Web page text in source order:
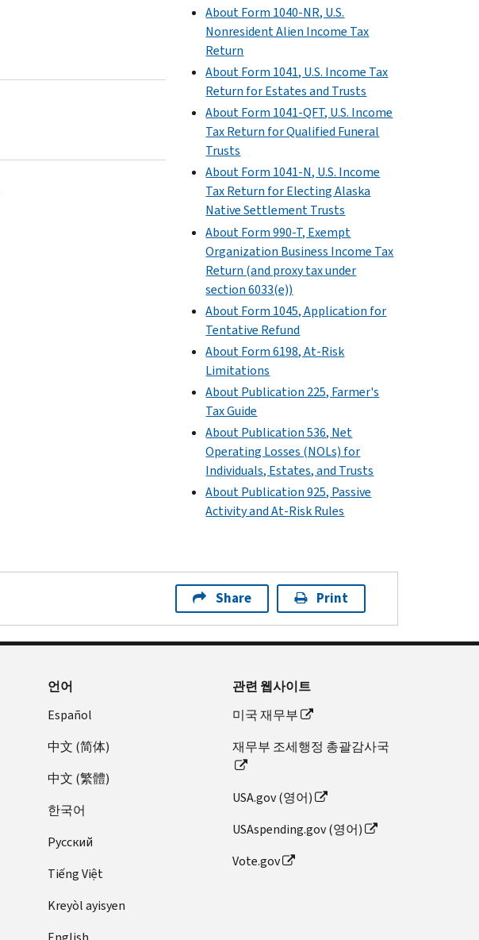
About Form 1040-NR, U.S.
Nonresident Alien Income Tax
Return
About Form 1041, U.S. Income Tax
Return for Estates and Trusts
About Form 1041-QFT, U.S. Income
Tax Return for Qualified Funeral
Trusts
About Form 1041-N, U.S. Income
Tax Return for Electing Alaska
Native Settlement Trusts
About Form 990-T, Exempt
Organization Business Income Tax
Return (and proxy tax under
section 6033(e))
About Form 1045, Application for
Tentative Refund
About Form 6198, At-Risk
Limitations
About Publication 225, Farmer's
Tax Guide
About Publication 536, Net
Operating Losses (NOLs) for
Individuals, Estates, and Trusts
About Publication 925, Passive
Activity and At-Risk Rules
Share Print
언어
Español
中文 (简体)
中文 (繁體)
한국어
Pусский
Tiếng Việt
Kreyòl ayisyen
관련 웹사이트
미국 재무부
재무부 조세행정 총괄감사국
USA.gov (영어)
USAspending.gov (영어)
Vote.gov